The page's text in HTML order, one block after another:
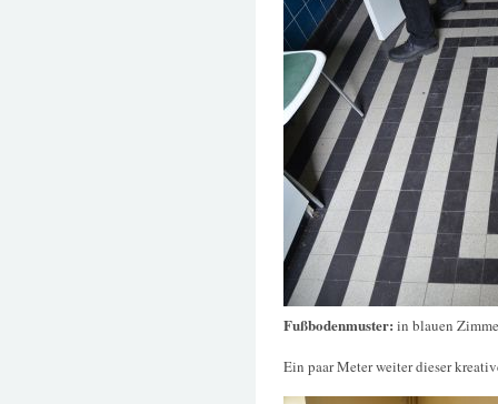
Fußbodenmuster: in blauen
Ein paar Meter weiter dieser